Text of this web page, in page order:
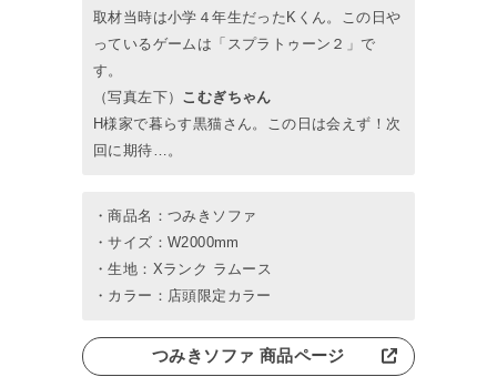
取材当時は小学４年生だったKくん。この日や
っているゲームは「スプラトゥーン２」で
す。
（写真左下） こむぎちゃん
H様家で暮らす黒猫さん。この日は会えず！次
回に期待…。
・商品名：つみきソファ
・サイズ：W2000mm
・生地：Xランク ラムース
・カラー：店頭限定カラー
つみきソファ 商品ページ